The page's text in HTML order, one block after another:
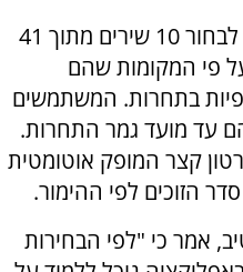
הפלטפורמה מאפשרת לקהל לבחור 10 שירים מתוך 41
על פי המקומות שהם
בתחרות. המשתמשים
עד מועד גמר התחרות.
קצר המופק אוטומטית
הזוכים לפי ההימור.
אמר כי "לפי הבחירות